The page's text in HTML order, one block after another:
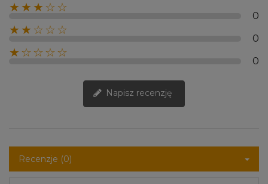
★★★☆☆
0
★★☆☆☆
0
★☆☆☆☆
0
Napisz recenzję
Recenzje (0)